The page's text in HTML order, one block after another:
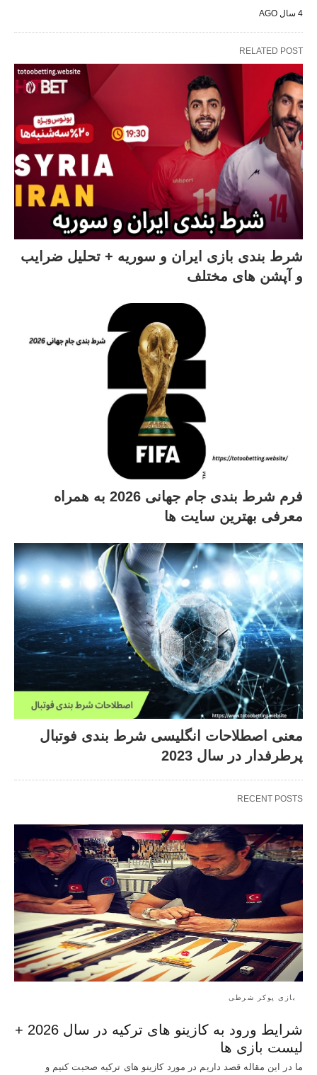
4 سال AGO
RELATED POST
شرط بندی بازی ایران و سوریه + تحلیل ضرایب
و آپشن های مختلف
فرم شرط بندی جام جهانی 2026 به همراه
معرفی بهترین سایت ها
معنی اصطلاحات انگلیسی شرط بندی فوتبال
پرطرفدار در سال 2023
RECENT POSTS
بازی پوکر شرطی
شرایط ورود به کازینو های ترکیه در سال 2026 +
لیست بازی ها
ما در این مقاله قصد داریم در مورد کازینو های ترکیه صحبت کنیم و